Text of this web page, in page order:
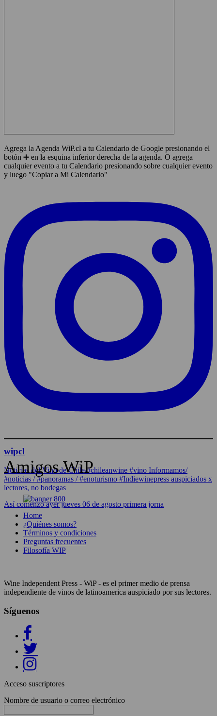
Agrega la Agenda WiP.cl a tu Calendario de Google presionando el
botón ➕ en la esquina inferior derecha de la agenda. O agrega
cualquier evento a tu Calendario presionando sobre cualquier evento
y luego "Copiar a Mi Calendario"
wipcl
Noticias del Vino de Chile/#chileanwine #vino Informamos/
#noticias / #panoramas / #enoturismo #Indiewinepress auspiciados x
lectores, no bodegas
Así comenzó ayer jueves 06 de agosto primera jorna
Amigos WiP
Home
¿Quiénes somos?
Términos y condiciones
Preguntas frecuentes
Filosofía WIP
Wine Independent Press - WiP - es el primer medio de prensa
independiente de vinos de latinoamerica auspiciado por sus lectores.
Síguenos
Acceso suscriptores
Nombre de usuario o correo electrónico